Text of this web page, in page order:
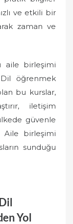
ve etkili bir
zaman ve
aile birleşimi
öğrenmek
bu kurslar,
iletişim
güvenle
Aile birleşimi
sunduğu
Yol